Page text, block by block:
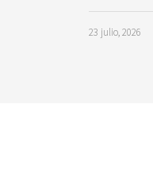
23 julio, 2026